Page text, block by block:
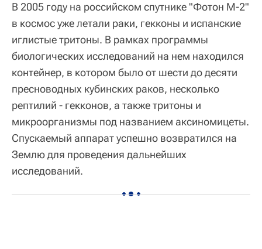
В 2005 году на российском спутнике "Фотон М-2"
в космос уже летали раки, гекконы и испанские
иглистые тритоны. В рамках программы
биологических исследований на нем находился
контейнер, в котором было от шести до десяти
пресноводных кубинских раков, несколько
рептилий - гекконов, а также тритоны и
микроорганизмы под названием аксиномицеты.
Спускаемый аппарат успешно возвратился на
Землю для проведения дальнейших
исследований.